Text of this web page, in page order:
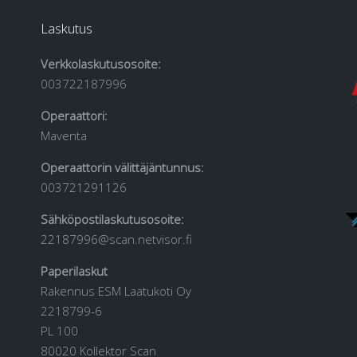
Laskutus
Verkkolaskutusosoite:
003722187996
Operaattori:
Maventa
Operaattorin välittäjäntunnus:
003721291126
Sähköpostilaskutusosoite:
22187996@scan.netvisor.fi
Paperilaskut
Rakennus ESM Laatukoti Oy
2218799-6
PL 100
80020 Kollektor Scan